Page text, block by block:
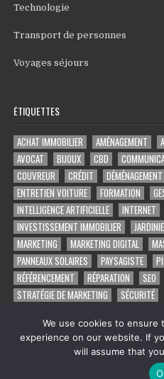
Technologie
Transport de personnes
Voyages séjours
ÉTIQUETTES
ACHAT IMMOBILIER AMÉNAGEMENT
AVOCAT
BIJOUX CBD
COUVREUR
CRÉDIT DÉMÉNAGEMENT
ENTRETIEN VOITURE
FORMATION
INTELLIGENCE ARTIFICIELLE
INTERNET
INVESTISSEMENT IMMOBILIER
MARKETING
MARKETING DIGITAL
PANNEAUX SOLAIRES
PAYSAGISTE
RÉFÉRENCEMENT
RÉPARATION SEO
STRATÉGIE DE MARKETING
SÉCURITÉ
Copyright © 2026 Le
We use cookies to
experience on our website. If
will assume that